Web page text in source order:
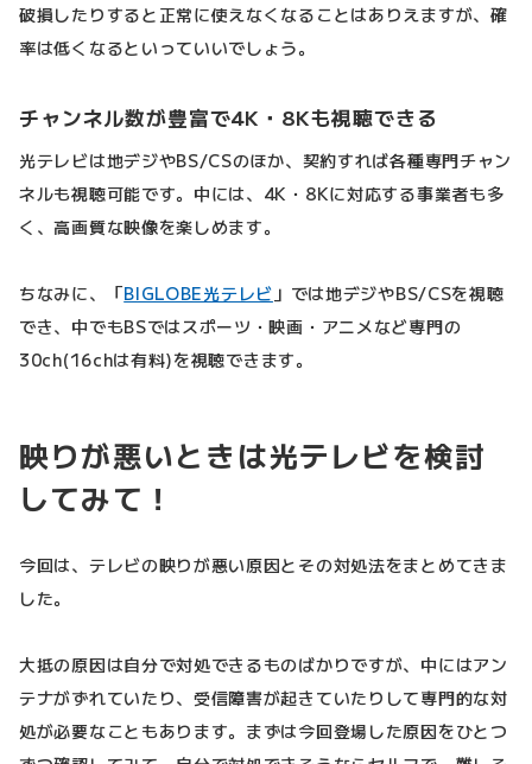
破損したりすると正常に使えなくなることはありえますが、確
率は低くなるといっていいでしょう。
チャンネル数が豊富で4K・8Kも視聴できる
光テレビは地デジやBS/CSのほか、契約すれば各種専門チャン
ネルも視聴可能です。中には、4K・8Kに対応する事業者も多
く、高画質な映像を楽しめます。
ちなみに、「BIGLOBE光テレビ 」では地デジやBS/CSを視聴
でき、中でもBSではスポーツ・映画・アニメなど専門の
30ch(16chは有料)を視聴できます。
映りが悪いときは光テレビを検討
してみて！
今回は、テレビの映りが悪い原因とその対処法をまとめてきま
した。
大抵の原因は自分で対処できるものばかりですが、中にはアン
テナがずれていたり、受信障害が起きていたりして専門的な対
処が必要なこともあります。まずは今回登場した原因をひとつ